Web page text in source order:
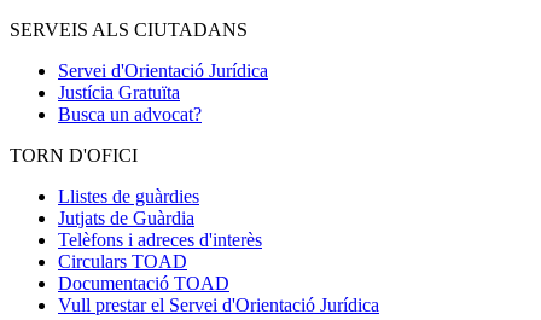
SERVEIS ALS CIUTADANS
Servei d'Orientació Jurídica
Justícia Gratuïta
Busca un advocat?
TORN D'OFICI
Llistes de guàrdies
Jutjats de Guàrdia
Telèfons i adreces d'interès
Circulars TOAD
Documentació TOAD
Vull prestar el Servei d'Orientació Jurídica